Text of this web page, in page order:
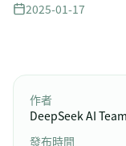
2025-01-17
作者
DeepSeek AI Team
發布時間